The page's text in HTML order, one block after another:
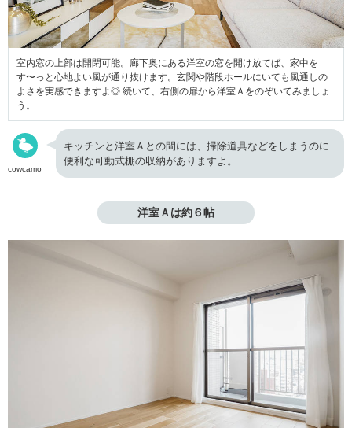
室内窓の上部は開閉可能。廊下奥にある洋室の窓を開け放てば、家中を
す〜っと心地よい風が通り抜けます。玄関や階段ホールにいても風通しの
よさを実感できますよ◎ 続いて、右側の扉から洋室Ａをのぞいてみましょ
う。
cowcamo
キッチンと洋室Ａとの間には、掃除道具などをしまうのに
便利な可動式棚の収納がありますよ。
洋室Ａは約６帖